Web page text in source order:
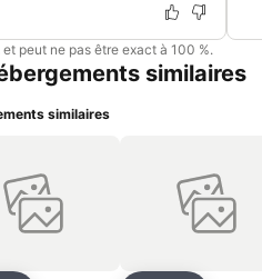
et peut ne pas être exact à 100 %.
similaires
similaires